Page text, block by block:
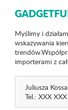
Myślimy i
wskazywania
importerami z
Juliusza
Tel.: XXX